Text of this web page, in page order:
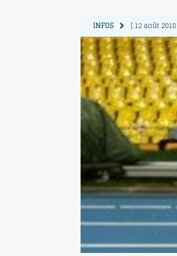
INFOS [ 12 août 2018
[ 11 août
[ 10 août
[ 9 août 2018 ]
[ 13 août